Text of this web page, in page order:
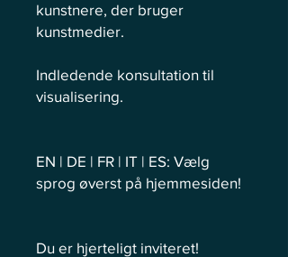
kunstnere, der bruger
kunstmedier.
Indledende konsultation til
visualisering.
EN | DE | FR | IT | ES: Vælg
sprog øverst på hjemmesiden!
Du er hjerteligt inviteret!